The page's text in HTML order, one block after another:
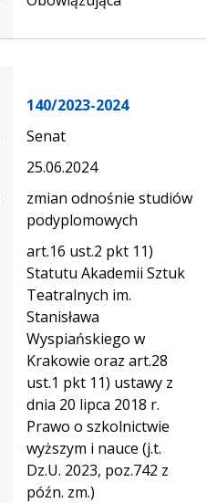
140/2023-2024
Senat
25.06.2024
zmian odnośnie studiów
podyplomowych
art.16 ust.2 pkt 11)
Statutu Akademii Sztuk
Teatralnych im.
Stanisława
Wyspiańskiego w
Krakowie oraz art.28
ust.1 pkt 11) ustawy z
dnia 20 lipca 2018 r.
Prawo o szkolnictwie
wyższym i nauce (j.t.
Dz.U. 2023, poz.742 z
późn. zm.)